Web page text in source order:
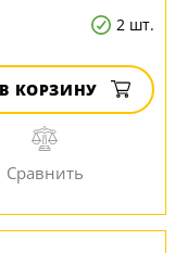
2 шт.
В КОРЗИНУ